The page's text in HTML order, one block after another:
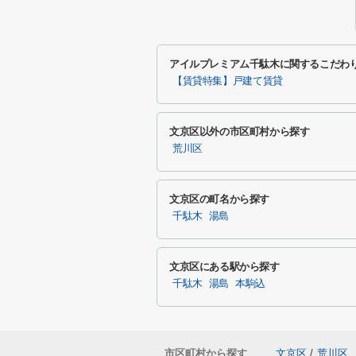
アイルプレミアム千駄木に関するこだわ
【賃貸特集】戸建て賃貸
文京区以外の市区町村から探す
荒川区
文京区の町名から探す
千駄木 湯島
文京区にある駅から探す
千駄木 湯島 本駒込
市区町村から探す 文京区 / 荒川区